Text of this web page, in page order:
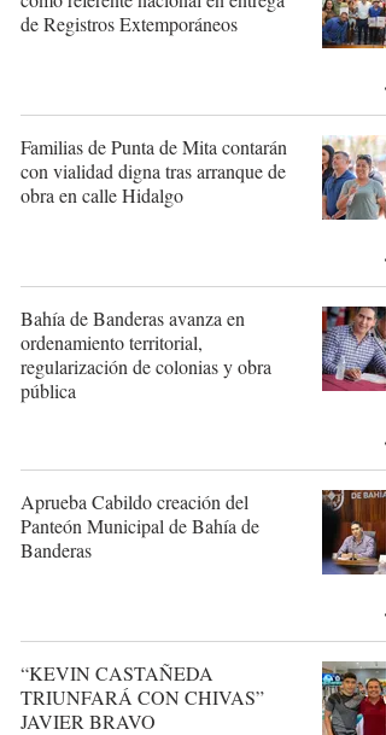
de Registros Extemporáneos
Familias de Punta de Mita contarán
con vialidad digna tras arranque de
obra en calle Hidalgo
Bahía de Banderas avanza en
ordenamiento territorial,
regularización de colonias y obra
pública
Aprueba Cabildo creación del
Panteón Municipal de Bahía de
Banderas
“KEVIN CASTAÑEDA
TRIUNFARÁ CON CHIVAS”
JAVIER BRAVO